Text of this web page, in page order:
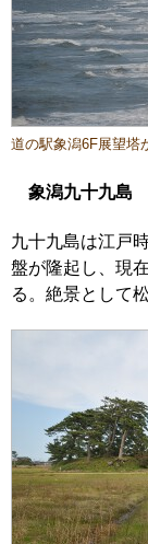
道の駅象潟6F展望塔
象潟九十九島
九十九島は江戸
盤が隆起し、現
る。絶景として